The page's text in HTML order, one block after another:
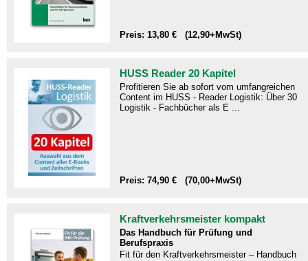
Preis: 13,80 € (12,90+MwSt)
HUSS Reader 20 Kapitel
Profitieren Sie ab sofort vom umfangreichen
Content im HUSS - Reader Logistik: Über 30
Logistik - Fachbücher als E ...
Preis: 74,90 € (70,00+MwSt)
Kraftverkehrsmeister kompakt
Das Handbuch für Prüfung und
Berufspraxis
Fit für den Kraftverkehrsmeister – Handbuch